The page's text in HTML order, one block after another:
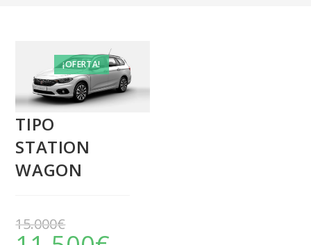
¡OFERTA!
TIPO
STATION
WAGON
15.000€